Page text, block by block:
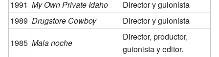
1991 My Own Private Idaho
Director y guionista
1989 Drugstore Cowboy
Director y guionista
1985 Mala noche
Director, productor,
guionista y editor.